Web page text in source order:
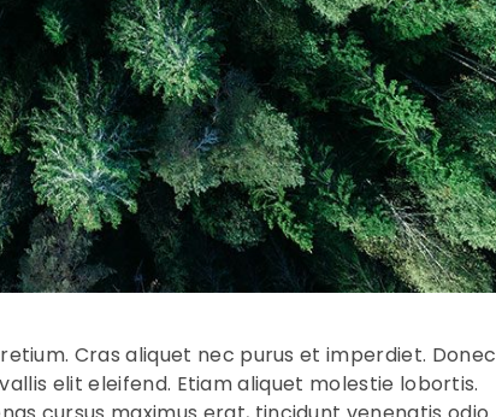
Cras aliquet nec purus et imperdiet. Donec
elit eleifend. Etiam aliquet molestie lobortis.